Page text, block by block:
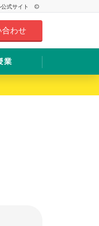
式サイト
わせ
業